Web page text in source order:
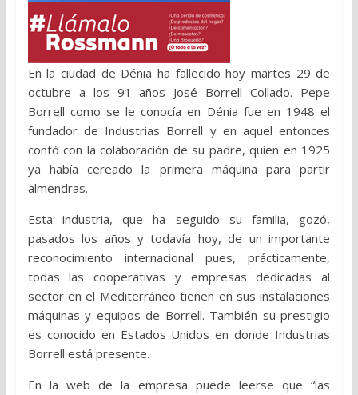
En la ciudad de Dénia ha fallecido hoy martes 29 de
octubre a los 91 años José Borrell Collado. Pepe
Borrell como se le conocía en Dénia fue en 1948 el
fundador de Industrias Borrell y en aquel entonces
contó con la colaboración de su padre, quien en 1925
ya había cereado la primera máquina para partir
almendras.
Esta industria, que ha seguido su familia, gozó,
pasados los años y todavía hoy, de un importante
reconocimiento internacional pues, prácticamente,
todas las cooperativas y empresas dedicadas al
sector en el Mediterráneo tienen en sus instalaciones
máquinas y equipos de Borrell. También su prestigio
es conocido en Estados Unidos en donde Industrias
Borrell está presente.
En la web de la empresa puede leerse que “las